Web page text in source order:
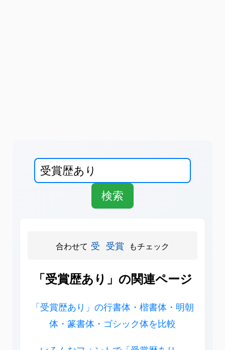
合わせて 受 受賞 もチェック
「受賞歴あり」の関連ページ
「受賞歴あり」の行書体・楷書体・明朝
体・篆書体・ゴシック体を比較